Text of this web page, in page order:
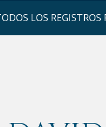
LOS